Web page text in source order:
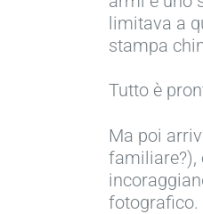
limitava a
stampa
Tutto è
Ma poi
familiare?),
fotografico.